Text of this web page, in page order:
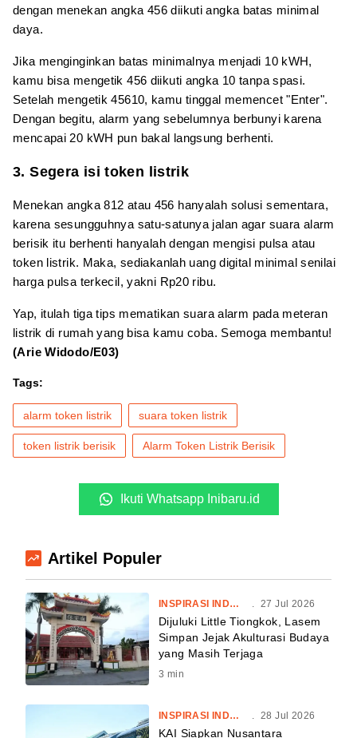
dengan menekan angka 456 diikuti angka batas minimal
daya.
Jika menginginkan batas minimalnya menjadi 10 kWH,
kamu bisa mengetik 456 diikuti angka 10 tanpa spasi.
Setelah mengetik 45610, kamu tinggal memencet "Enter".
Dengan begitu, alarm yang sebelumnya berbunyi karena
mencapai 20 kWH pun bakal langsung berhenti.
3. Segera isi token listrik
Menekan angka 812 atau 456 hanyalah solusi sementara,
karena sesungguhnya satu-satunya jalan agar suara alarm
berisik itu berhenti hanyalah dengan mengisi pulsa atau
token listrik. Maka, sediakanlah uang digital minimal senilai
harga pulsa terkecil, yakni Rp20 ribu.
Yap, itulah tiga tips mematikan suara alarm pada meteran
listrik di rumah yang bisa kamu coba. Semoga membantu!
(Arie Widodo/E03)
Tags:
alarm token listrik suara token listrik
token listrik berisik Alarm Token Listrik Berisik
Ikuti Whatsapp Inibaru.id
Artikel Populer
INSPIRASI INDONESIA . 27 Jul 2026
Dijuluki Little Tiongkok, Lasem
Simpan Jejak Akulturasi Budaya
yang Masih Terjaga
3 min
INSPIRASI INDONESIA . 28 Jul 2026
KAI Siapkan Nusantara